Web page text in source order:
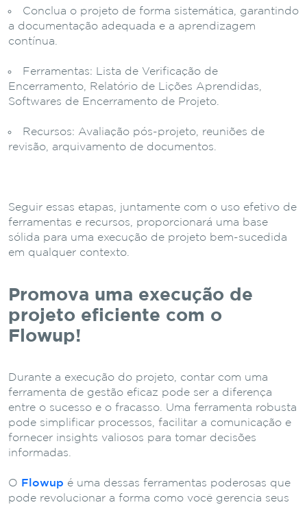
Conclua o projeto de forma sistemática, garantindo
a documentação adequada e a aprendizagem
contínua.
Ferramentas: Lista de Verificação de
Encerramento, Relatório de Lições Aprendidas,
Softwares de Encerramento de Projeto.
Recursos: Avaliação pós-projeto, reuniões de
revisão, arquivamento de documentos.
Seguir essas etapas, juntamente com o uso efetivo de
ferramentas e recursos, proporcionará uma base
sólida para uma execução de projeto bem-sucedida
em qualquer contexto.
Promova uma execução de
projeto eficiente com o
Flowup!
Durante a execução do projeto, contar com uma
ferramenta de gestão eficaz pode ser a diferença
entre o sucesso e o fracasso. Uma ferramenta robusta
pode simplificar processos, facilitar a comunicação e
fornecer insights valiosos para tomar decisões
informadas.
O Flowup é uma dessas ferramentas poderosas que
pode revolucionar a forma como você gerencia seus